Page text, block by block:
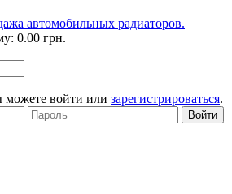
0.00 грн.
войти или зарегистрироваться.